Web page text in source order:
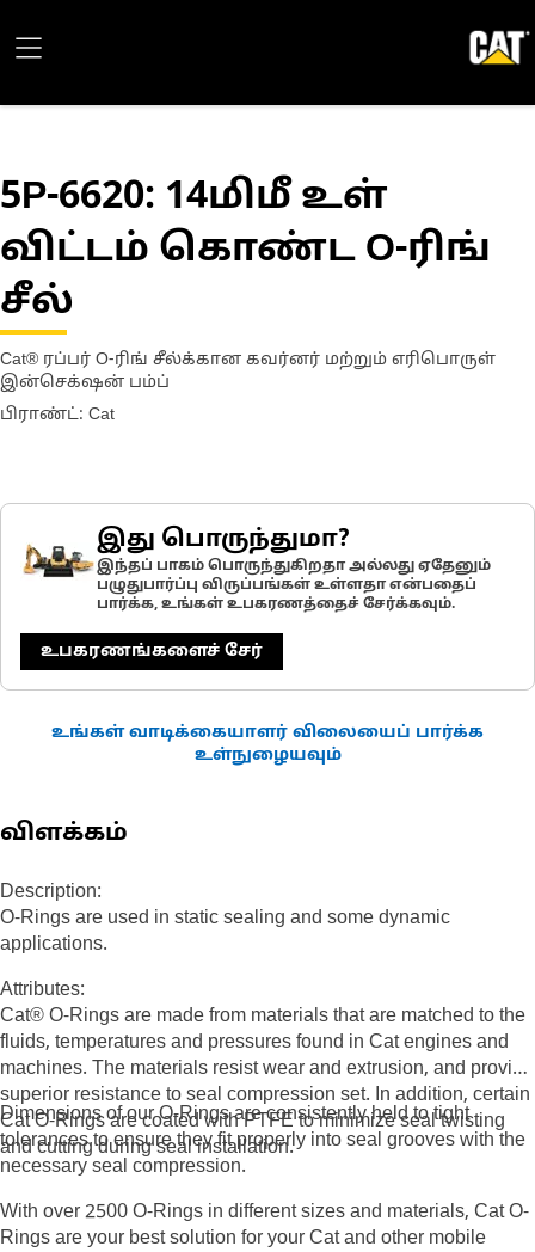
5P-6620: 14மிமீ உள்
விட்டம் கொண்ட O-ரிங்
சீல்
Cat® ரப்பர் O-ரிங் சீல்க்கான கவர்னர் மற்றும் எரிபொருள்
இன்செக்‌ஷன் பம்ப்
பிராண்ட்: Cat
இது பொருந்துமா?
இந்தப் பாகம் பொருந்துகிறதா அல்லது ஏதேனும்
பழுதுபார்ப்பு விருப்பங்கள் உள்ளதா என்பதைப்
பார்க்க, உங்கள் உபகரணத்தைச் சேர்க்கவும்.
உபகரணங்களைச் சேர்
உங்கள் வாடிக்கையாளர் விலையைப் பார்க்க
உள்நுழையவும்
விளக்கம்
Description:
O-Rings are used in static sealing and some dynamic
applications.
Attributes:
Cat® O-Rings are made from materials that are matched to the
fluids, temperatures and pressures found in Cat engines and
machines. The materials resist wear and extrusion, and provide
superior resistance to seal compression set. In addition, certain
Cat O-Rings are coated with PTFE to minimize seal twisting
and cutting during seal installation.
Dimensions of our O-Rings are consistently held to tight
tolerances to ensure they fit properly into seal grooves with the
necessary seal compression.
With over 2500 O-Rings in different sizes and materials, Cat O-
Rings are your best solution for your Cat and other mobile